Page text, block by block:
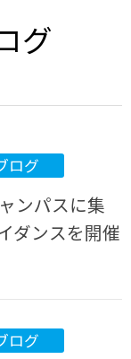
グ
ログ
ンパスに集
ダンスを開催
ログ